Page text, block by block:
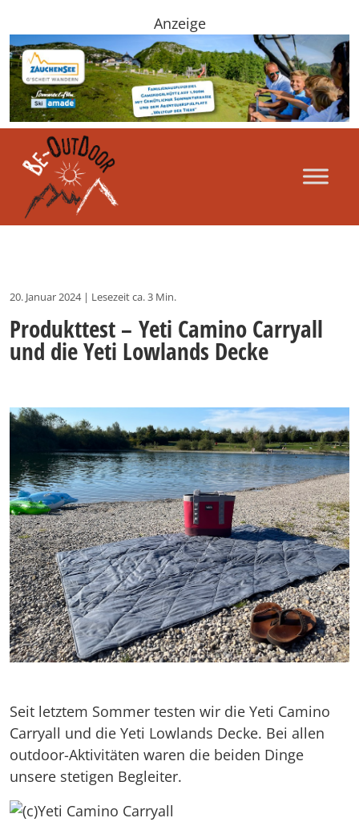
Anzeige
20. Januar 2024| Lesezeit ca. 3 Min.
Produkttest – Yeti Camino Carryall
und die Yeti Lowlands Decke
Seit letztem Sommer testen wir die Yeti Camino
Carryall und die Yeti Lowlands Decke. Bei allen
outdoor-Aktivitäten waren die beiden Dinge
unsere stetigen Begleiter.